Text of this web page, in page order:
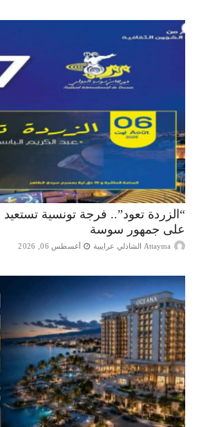
“الزردة تعود”.. فرجة تونسية تستعيد
على جمهور سوسة
Attayma الشاذلي عرايبية أغسطس 06, 2026